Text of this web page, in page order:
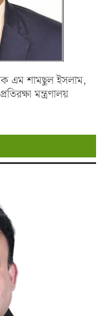
এম শামছুল ইসলাম,
মন্ত্রণালয়